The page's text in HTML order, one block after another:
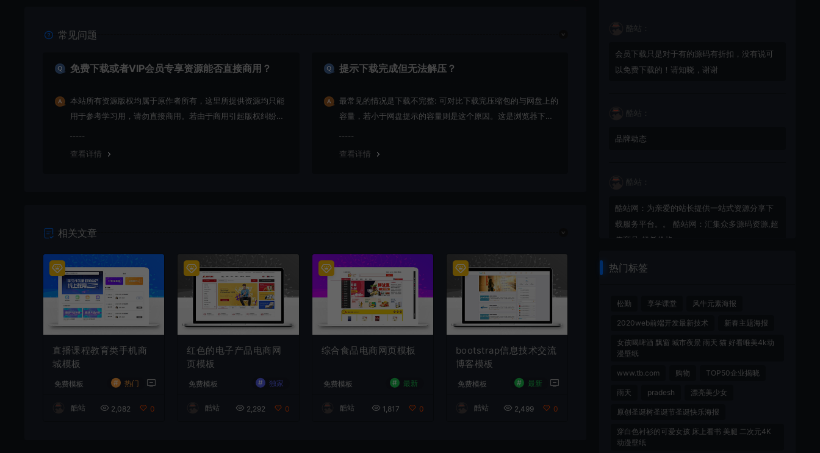
常见问题
免费下载或者VIP会员专享资源能否直接商用？
本站所有资源版权均属于原作者所有，这里所提供资源均只能
用于参考学习用，请勿直接商用。若由于商用引起版权纠纷，
查看详情
提示下载完成但无法解压？
最常见的情况是下载不完整: 可对比下载完压缩包的与网盘上的
容量，若小于网盘提示的容量则是这个原因。这是浏览器下载
查看详情
相关文章
直播课程教育类手机商
城模板
免费模板 # 热门
酷站 2,082 0
红色的电子产品电商网
页模板
免费模板 # 独家
酷站 2,292 0
综合食品电商网页模板
免费模板 # 最新
酷站 1,817 0
bootstrap信息技术交流
博客模板
免费模板 # 最新
酷站 2,499 0
酷站：
会员下载只是对于有的源码有折扣，没有说可
以免费下载的！请知晓，谢谢
酷站：
品牌动态
酷站：
酷站网：为亲爱的站长提供一站式资源分享下
载服务平台。。 酷站网：汇集众多源码资源,超
值商品,超低价格。
酷站网：是一款界面简洁、美观的站点，Ta 为
资源站、下载站、交易站、素材站、源码站、
课程站、CMS等站点而生，Ta 更为追求极致的
你而设计。
酷站：
各种PHP源码、网站源码、游戏源码、模板插
热门标签
松勤 享学课堂 风牛元素海报
2020web前端开发最新技术 新春主题海报
女孩喝啤酒 飘窗 城市夜景 雨天 猫 好看唯美4k动
漫壁纸
www.tb.com 购物 TOP50企业揭晓
雨天 pradesh 漂亮美少女
原创圣诞树圣诞节圣诞快乐海报
穿白色衬衫的可爱女孩 床上看书 美腿 二次元4K
动漫壁纸